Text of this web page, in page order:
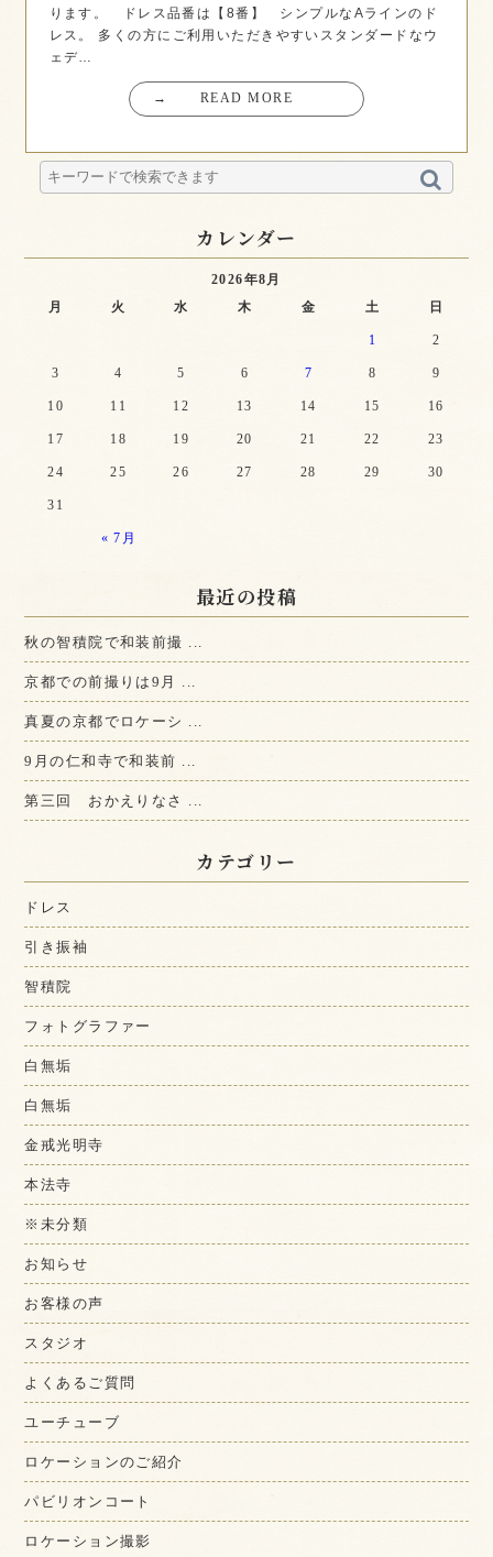
ります。 ドレス品番は【8番】 シンプルなAラインのド
レス。 多くの方にご利用いただきやすいスタンダードなウ
ェデ…
→ READ MORE
カレンダー
2026年8月
月
火 水 木 金 土 日
« 7月
1 2
3 4 5 6 7 8 9
10 11 12 13 14 15 16
17 18 19 20 21 22 23
24 25 26 27 28 29 30
31
最近の投稿
秋の智積院で和装前撮 ...
京都での前撮りは9月 ...
真夏の京都でロケーシ ...
9月の仁和寺で和装前 ...
第三回 おかえりなさ ...
カテゴリー
ドレス
引き振袖
智積院
フォトグラファー
白無垢
白無垢
金戒光明寺
本法寺
※未分類
お知らせ
お客様の声
スタジオ
よくあるご質問
ユーチューブ
ロケーションのご紹介
パビリオンコート
ロケーション撮影